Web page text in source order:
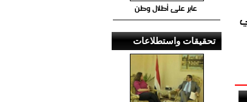
عابر على أطلال وطن
تحقيقات واستطلاعات